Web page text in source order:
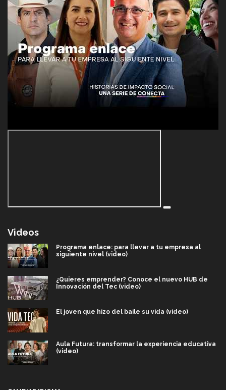
Videos
Programa enlace: para llevar a tu empresa al
siguiente nivel (video)
¿Quieres emprender? Conoce el nuevo HUB de
Innovación del Tec (video)
El joven que hizo del baile su vida (video)
Aula Futura: transformar la experiencia educativa
(video)